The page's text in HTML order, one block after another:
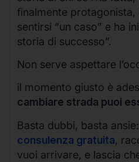
finalmente protagonista,
sentirsi “un caso” e ha
storia di successo”.
Non serve aspettare
il momento giusto è
cambiare strada puoi
Basta dubbi, basta ansie:
consulenza gratuita,
vuoi arrivare, e lascia